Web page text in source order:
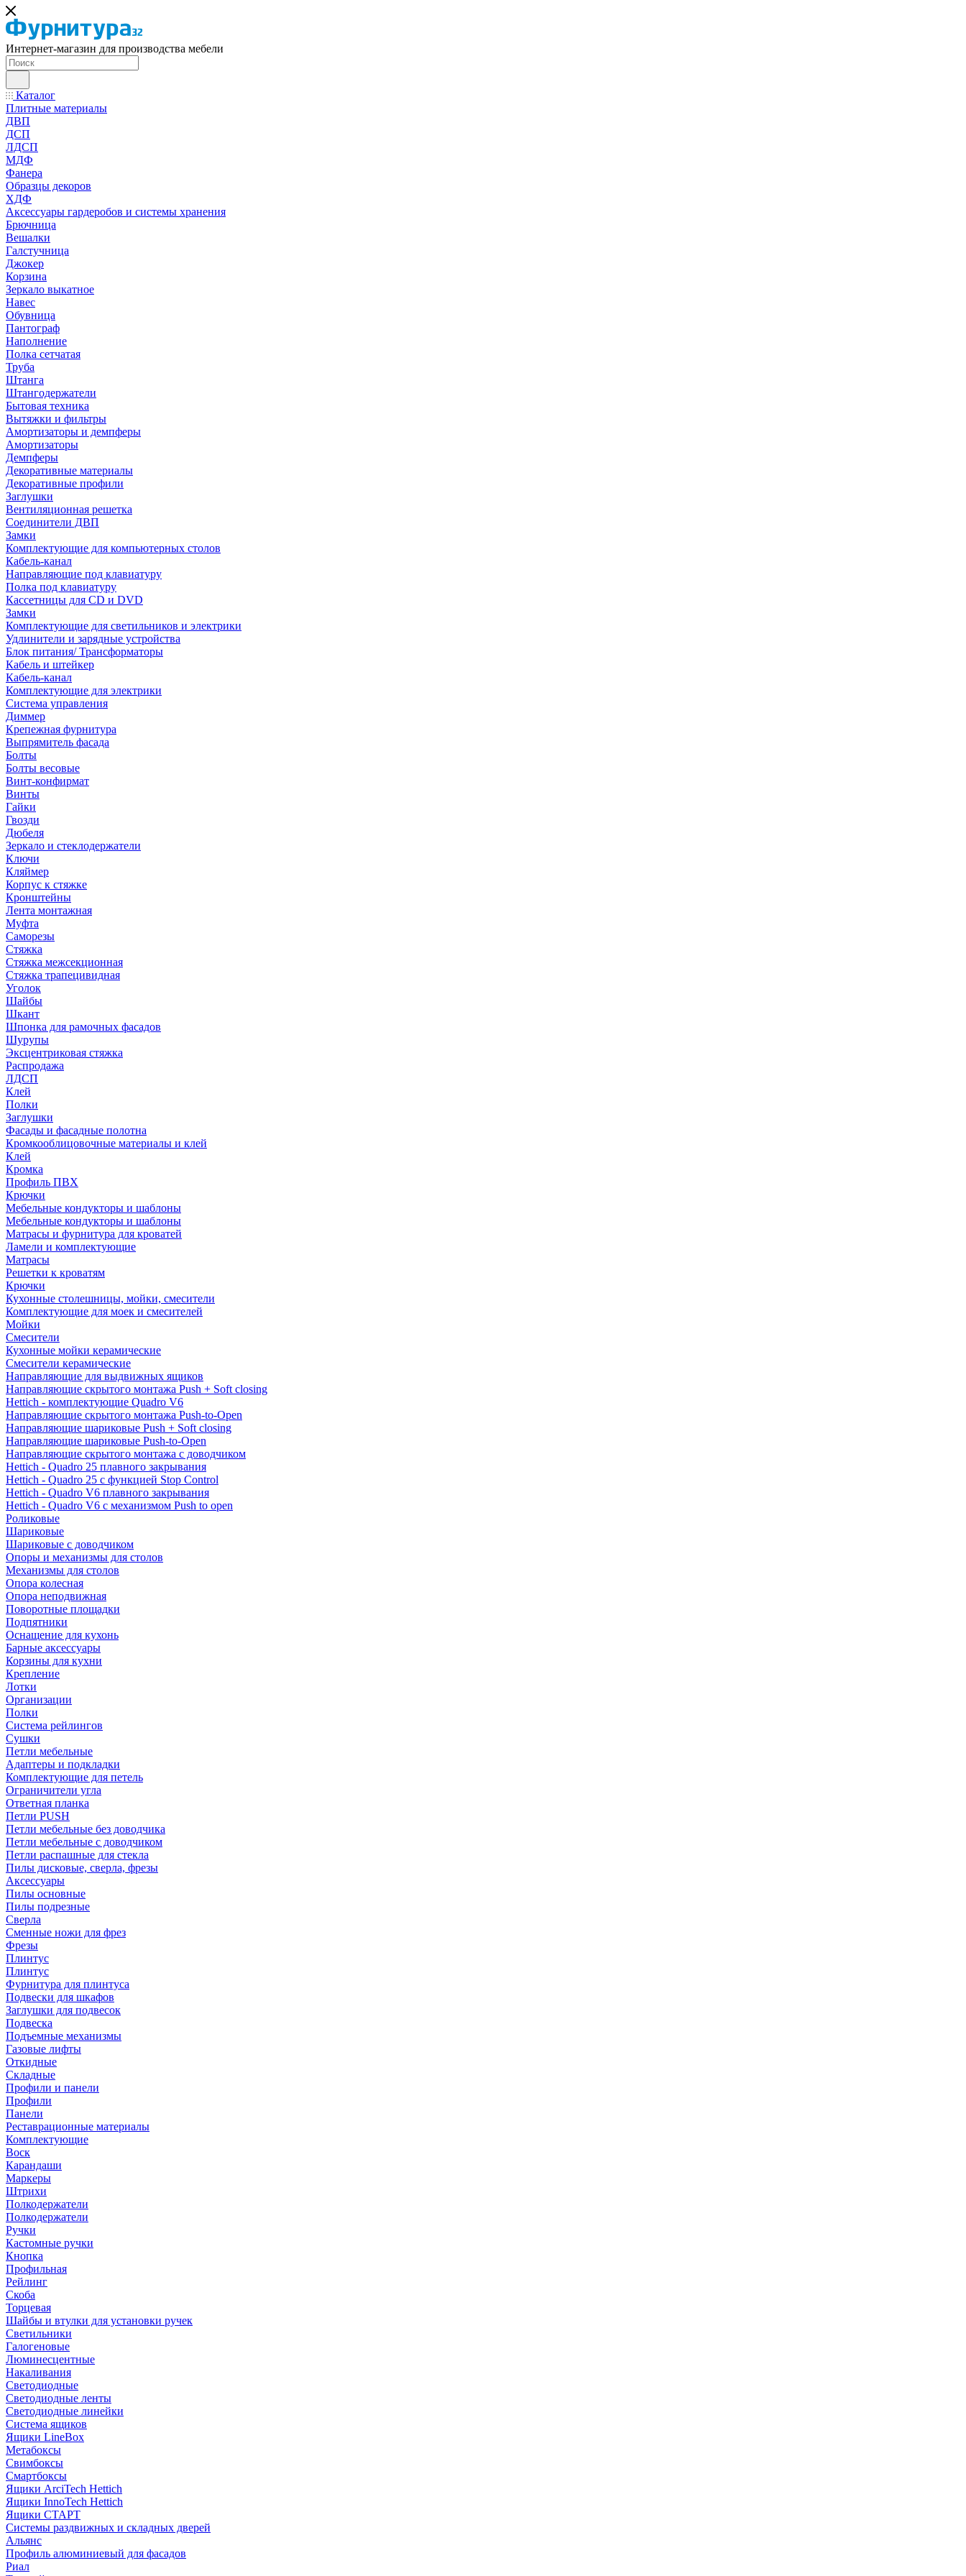
Интернет-магазин для производства мебели
Каталог
Плитные материалы
ДВП
ДСП
ЛДСП
МДФ
Фанера
Образцы декоров
ХДФ
Аксессуары гардеробов и системы хранения
Брючница
Вешалки
Галстучница
Джокер
Корзина
Зеркало выкатное
Навес
Обувница
Пантограф
Наполнение
Полка сетчатая
Труба
Штанга
Штангодержатели
Бытовая техника
Вытяжки и фильтры
Амортизаторы и демпферы
Амортизаторы
Демпферы
Декоративные материалы
Декоративные профили
Заглушки
Вентиляционная решетка
Соединители ДВП
Замки
Комплектующие для компьютерных столов
Кабель-канал
Направляющие под клавиатуру
Полка под клавиатуру
Кассетницы для CD и DVD
Замки
Комплектующие для светильников и электрики
Удлинители и зарядные устройства
Блок питания/ Трансформаторы
Кабель и штейкер
Кабель-канал
Комплектующие для электрики
Система управления
Диммер
Крепежная фурнитура
Выпрямитель фасада
Болты
Болты весовые
Винт-конфирмат
Винты
Гайки
Гвозди
Дюбеля
Зеркало и стеклодержатели
Ключи
Кляймер
Корпус к стяжке
Кронштейны
Лента монтажная
Муфта
Саморезы
Стяжка
Стяжка межсекционная
Стяжка трапецивидная
Уголок
Шайбы
Шкант
Шпонка для рамочных фасадов
Шурупы
Эксцентриковая стяжка
Распродажа
ЛДСП
Клей
Полки
Заглушки
Фасады и фасадные полотна
Кромкооблицовочные материалы и клей
Клей
Кромка
Профиль ПВХ
Крючки
Мебельные кондукторы и шаблоны
Мебельные кондукторы и шаблоны
Матрасы и фурнитура для кроватей
Ламели и комплектующие
Матрасы
Решетки к кроватям
Крючки
Кухонные столешницы, мойки, смесители
Комплектующие для моек и смесителей
Мойки
Смесители
Кухонные мойки керамические
Смесители керамические
Направляющие для выдвижных ящиков
Направляющие скрытого монтажа Push + Soft closing
Hettich - комплектующие Quadro V6
Направляющие скрытого монтажа Push-to-Open
Направляющие шариковые Push + Soft closing
Направляющие шариковые Push-to-Open
Направляющие скрытого монтажа с доводчиком
Hettich - Quadro 25 плавного закрывания
Hettich - Quadro 25 с функцией Stop Control
Hettich - Quadro V6 плавного закрывания
Hettich - Quadro V6 с механизмом Push to open
Роликовые
Шариковые
Шариковые с доводчиком
Опоры и механизмы для столов
Механизмы для столов
Опора колесная
Опора неподвижная
Поворотные площадки
Подпятники
Оснащение для кухонь
Барные аксессуары
Корзины для кухни
Крепление
Лотки
Организации
Полки
Система рейлингов
Сушки
Петли мебельные
Адаптеры и подкладки
Комплектующие для петель
Ограничители угла
Ответная планка
Петли PUSH
Петли мебельные без доводчика
Петли мебельные с доводчиком
Петли распашные для стекла
Пилы дисковые, сверла, фрезы
Аксессуары
Пилы основные
Пилы подрезные
Сверла
Сменные ножи для фрез
Фрезы
Плинтус
Плинтус
Фурнитура для плинтуса
Подвески для шкафов
Заглушки для подвесок
Подвеска
Подъемные механизмы
Газовые лифты
Откидные
Складные
Профили и панели
Профили
Панели
Реставрационные материалы
Комплектующие
Воск
Карандаши
Маркеры
Штрихи
Полкодержатели
Полкодержатели
Ручки
Кастомные ручки
Кнопка
Профильная
Рейлинг
Скоба
Торцевая
Шайбы и втулки для установки ручек
Светильники
Галогеновые
Люминесцентные
Накаливания
Светодиодные
Светодиодные ленты
Светодиодные линейки
Система ящиков
Ящики LineBox
Метабоксы
Свимбоксы
Смартбоксы
Ящики ArciTech Hettich
Ящики InnoTech Hettich
Ящики СТАРТ
Системы раздвижных и складных дверей
Альянс
Профиль алюминиевый для фасадов
Риал